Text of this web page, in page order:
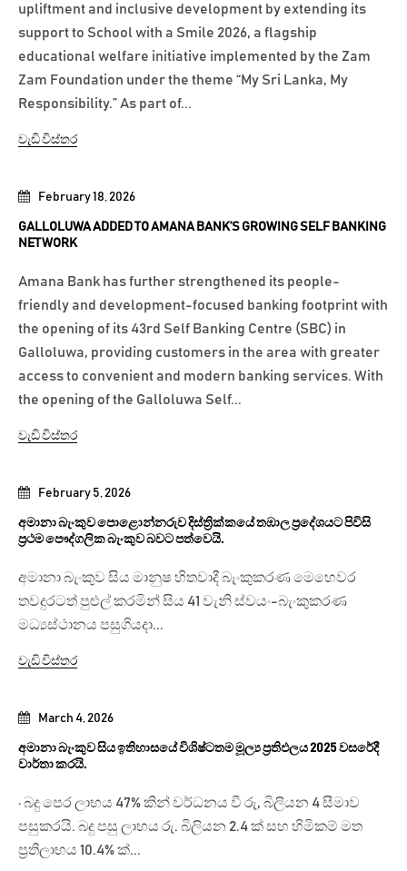
March 4, 2026
අමානා බැංකුව සිය ඉතිහාසයේ විශිෂ්ටතම මූල්‍ය ප්‍රතිඵලය 2025 වසරේදී
වාර්තා කරයි.
· බදු පෙර ලාභය 47% කින් වර්ධනය වී රු, බිලියන 4 සීමාව
පසුකරයි. බදු පසු ලාභය රු. බිලියන 2.4 ක් සහ හිමිකම් මත
ප්‍රතිලාභය 10.4% ක්...
February 5, 2026
අමානා බැංකුව පොළොන්නරුව දිස්ත්‍රික්කයේ තඹාල ප්‍රදේශයට පිවිසි
ප්‍රථම පෞද්ගලික බැංකුව බවට පත්වෙයි.
අමානා බැංකුව සිය මානුෂ හිතවාදී බැංකුකරණ මෙහෙවර
තවදුරටත් පුළුල් කරමින් සිය 41 වැනි ස්වයං-බැංකුකරණ
මධ්‍යස්ථානය පසුගියදා...
වැඩි විස්තර
February 18, 2026
GALLOLUWA ADDED TO AMANA BANK’S GROWING SELF BANKING
NETWORK
Amana Bank has further strengthened its people-
friendly and development-focused banking footprint with
the opening of its 43rd Self Banking Centre (SBC) in
Galloluwa, providing customers in the area with greater
access to convenient and modern banking services. With
the opening of the Galloluwa Self...
වැඩි විස්තර
upliftment and inclusive development by extending its
support to School with a Smile 2026, a flagship
educational welfare initiative implemented by the Zam
Zam Foundation under the theme “My Sri Lanka, My
Responsibility.” As part of...
වැඩි විස්තර